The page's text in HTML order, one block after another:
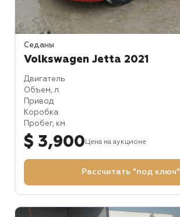
Седаны
Volkswagen Jetta 2021
Двигатель
Объем, л.
Привод
Коробка
Пробег, км.
$ 3,900 Цена на аукционе
Рассчитать "под ключ"